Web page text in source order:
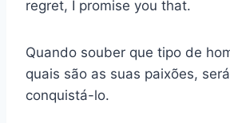
regret, I promise you that.
Quando souber que tipo de
quais são as suas paixões,
conquistá-lo.